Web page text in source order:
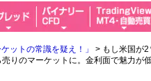
ットの常識を疑え！」
> もし米国が2
りのマーケットに。金利面で魅力が